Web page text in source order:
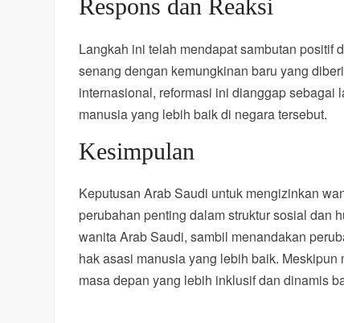
Respons dan Reaksi
Langkah ini telah mendapat sambutan positif
senang dengan kemungkinan baru yang
internasional, reformasi ini dianggap
manusia yang lebih baik di negara tersebut.
Kesimpulan
Keputusan Arab Saudi untuk mengizinkan
perubahan penting dalam struktur sosial dan
wanita Arab Saudi, sambil menandakan
hak asasi manusia yang lebih baik.
masa depan yang lebih inklusif dan dinamis